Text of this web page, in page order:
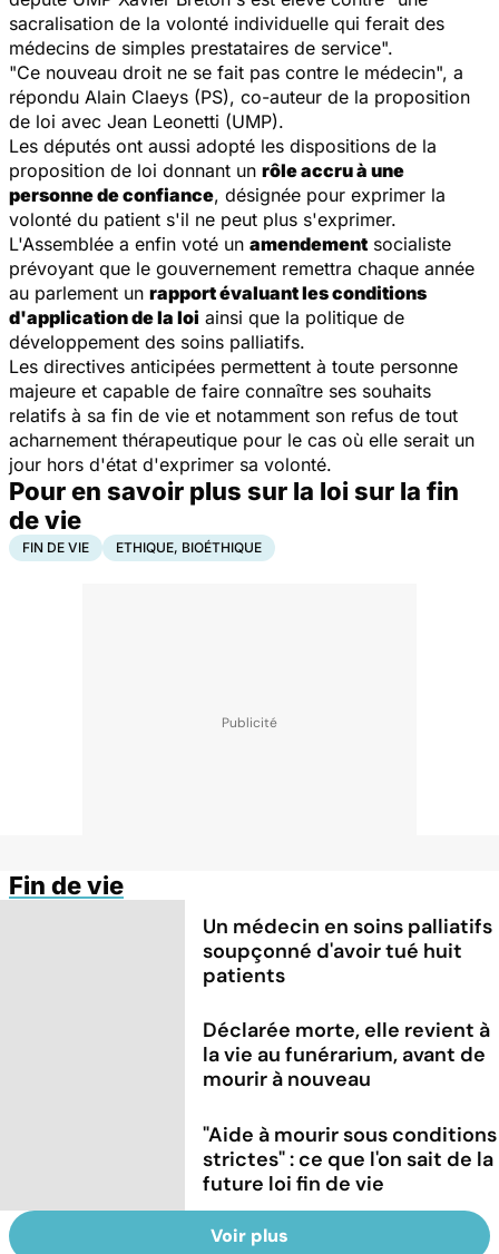
sacralisation de la volonté individuelle qui ferait des
médecins de simples prestataires de service".
"Ce nouveau droit ne se fait pas contre le médecin", a
répondu Alain Claeys (PS), co-auteur de la proposition
de loi avec Jean Leonetti (UMP).
Les députés ont aussi adopté les dispositions de la
proposition de loi donnant un rôle accru à une
personne de confiance, désignée pour exprimer la
volonté du patient s'il ne peut plus s'exprimer.
L'Assemblée a enfin voté un amendement socialiste
prévoyant que le gouvernement remettra chaque année
au parlement un rapport évaluant les conditions
d'application de la loi ainsi que la politique de
développement des soins palliatifs.
Les directives anticipées permettent à toute personne
majeure et capable de faire connaître ses souhaits
relatifs à sa fin de vie et notamment son refus de tout
acharnement thérapeutique pour le cas où elle serait un
jour hors d'état d'exprimer sa volonté.
Pour en savoir plus sur la loi sur la fin
de vie
FIN DE VIE ETHIQUE, BIOÉTHIQUE
Fin de vie
Un médecin en soins palliatifs
soupçonné d'avoir tué huit
patients
Déclarée morte, elle revient à
la vie au funérarium, avant de
mourir à nouveau
"Aide à mourir sous conditions
strictes" : ce que l'on sait de la
future loi fin de vie
Voir plus